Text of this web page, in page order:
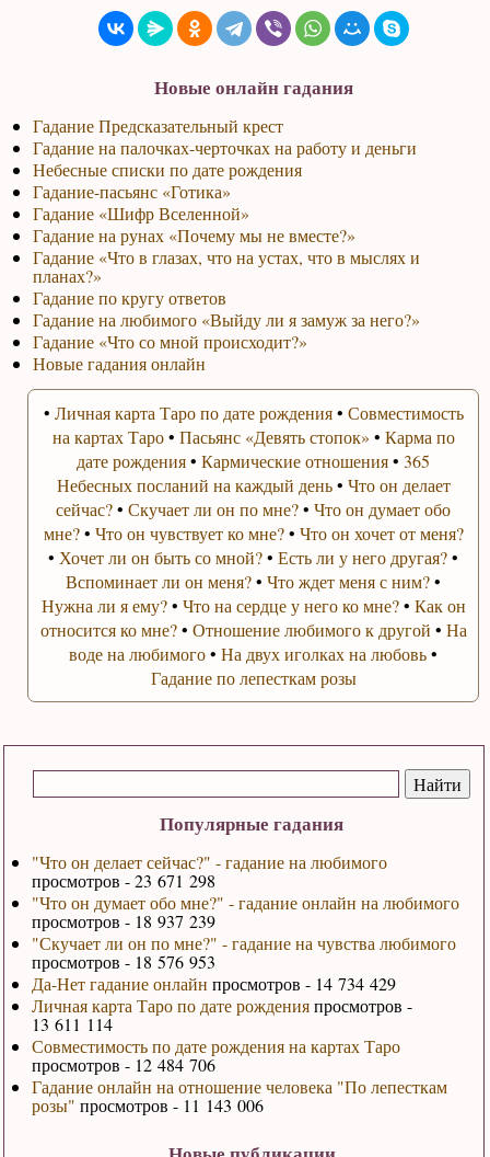
Популярные гадания
"Что он делает сейчас?" - гадание на любимого
просмотров - 23 671 298
"Что он думает обо мне?" - гадание онлайн на любимого
просмотров - 18 937 239
"Скучает ли он по мне?" - гадание на чувства любимого
просмотров - 18 576 953
Да-Нет гадание онлайн просмотров - 14 734 429
Личная карта Таро по дате рожденияпросмотров -
13 611 114
Совместимость по дате рождения на картах Таро
просмотров - 12 484 706
Гадание онлайн на отношение человека "По лепесткам
розы" просмотров - 11 143 006
Новые онлайн гадания
Гадание Предсказательный крест
Гадание на палочках-черточках на работу и деньги
Небесные списки по дате рождения
Гадание-пасьянс «Готика»
Гадание «Шифр Вселенной»
Гадание на рунах «Почему мы не вместе?»
Гадание «Что в глазах, что на устах, что в мыслях и
планах?»
Гадание по кругу ответов
Гадание на любимого «Выйду ли я замуж за него?»
Гадание «Что со мной происходит?»
Новые гадания онлайн
• Личная карта Таро по дате рождения• Совместимость
на картах Таро• Пасьянс «Девять стопок» • Карма по
дате рождения•Кармические отношения•365
Небесных посланий на каждый день• Что он делает
сейчас?•Скучает ли он по мне?•Что он думает обо
мне?• Что он чувствует ко мне?• Что он хочет от меня?
• Хочет ли он быть со мной?•Есть ли у него другая?•
Вспоминает ли он меня?•Что ждет меня с ним?•
Нужна ли я ему?• Что на сердце у него ко мне?• Как он
относится ко мне?• Отношение любимого к другой • На
воде на любимого•На двух иголках на любовь•
Гадание по лепесткам розы